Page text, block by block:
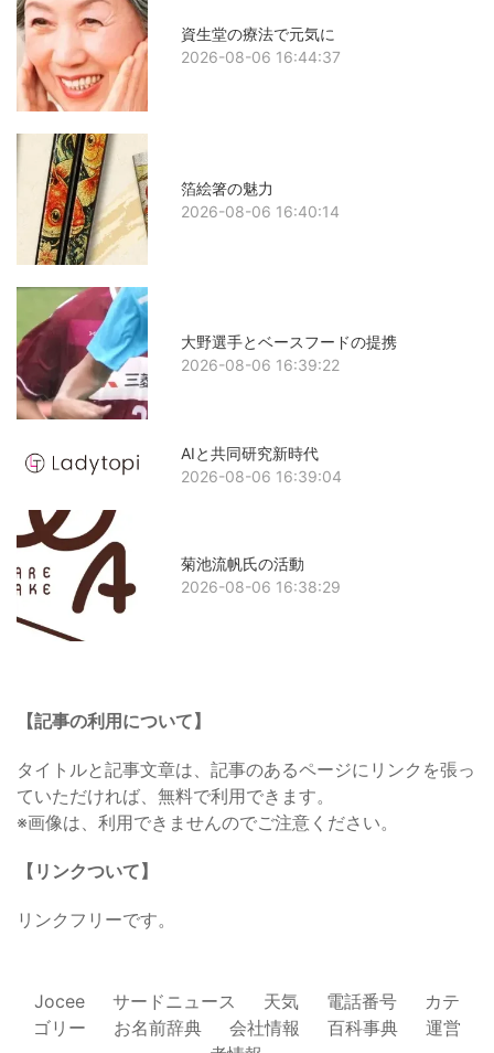
資生堂の療法で元気に
2026-08-06 16:44:37
箔絵箸の魅力
2026-08-06 16:40:14
大野選手とベースフードの提携
2026-08-06 16:39:22
AIと共同研究新時代
2026-08-06 16:39:04
菊池流帆氏の活動
2026-08-06 16:38:29
【記事の利用について】
タイトルと記事文章は、記事のあるページにリンクを張っ
ていただければ、無料で利用できます。
※画像は、利用できませんのでご注意ください。
【リンクついて】
リンクフリーです。
Jocee サードニュース 天気 電話番号
カテ
ゴリー
お名前辞典 会社情報 百科事典
運営